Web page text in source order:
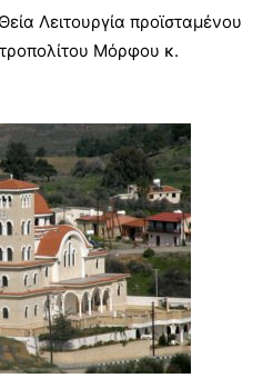
Λειτουργία προϊσταμένου
Μόρφου κ.